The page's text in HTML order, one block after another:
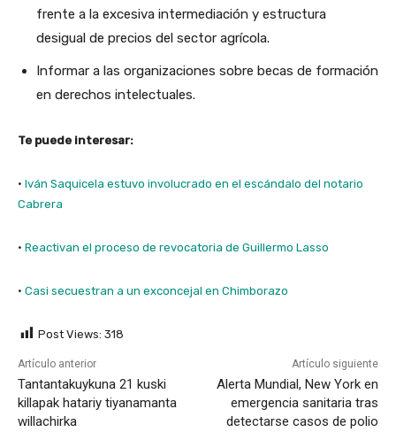
frente a la excesiva intermediación y estructura
desigual de precios del sector agrícola.
Informar a las organizaciones sobre becas de formación
en derechos intelectuales.
Te puede interesar:
· Iván Saquicela estuvo involucrado en el escándalo del notario
Cabrera
· Reactivan el proceso de revocatoria de Guillermo Lasso
· Casi secuestran a un exconcejal en Chimborazo
Post Views: 318
Artículo anterior
Tantantakuykuna 21 kuski
killapak hatariy tiyanamanta
willachirka
Artículo siguiente
Alerta Mundial, New York en
emergencia sanitaria tras
detectarse casos de polio